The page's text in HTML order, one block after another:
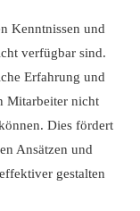
Kenntnissen und
verfügbar sind.
Erfahrung und
Mitarbeiter nicht
Dies fördert
Ansätzen und
gestalten